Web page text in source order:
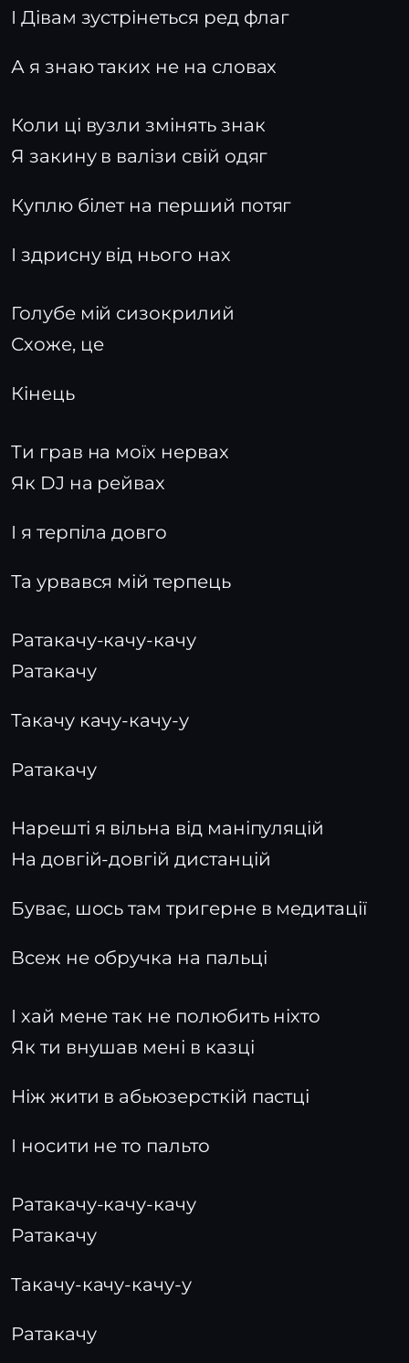
І Дівам зустрінеться ред флаг
А я знаю таких не на словах
Коли ці вузли змінять знак
Я закину в валізи свій одяг
Куплю білет на перший потяг
І здрисну від нього нах
Голубе мій сизокрилий
Схоже, це
Кінець
Ти грав на моїх нервах
Як DJ на рейвах
І я терпіла довго
Та урвався мій терпець
Ратакачу-качу-качу
Ратакачу
Такачу качу-качу-у
Ратакачу
Нарешті я вільна від маніпуляцій
На довгій-довгій дистанцій
Буває, шось там тригерне в медитації
Всеж не обручка на пальці
І хай мене так не полюбить ніхто
Як ти внушав мені в казці
Ніж жити в абьюзерсткій пастці
І носити не то пальто
Ратакачу-качу-качу
Ратакачу
Такачу-качу-качу-у
Ратакачу